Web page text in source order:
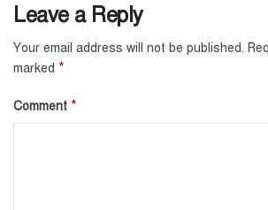
Leave a Reply
Your email address will not be published.
marked *
Comment *